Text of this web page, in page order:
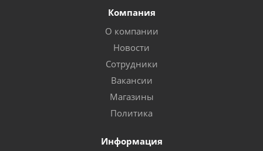
Компания
О компании
Новости
Сотрудники
Вакансии
Магазины
Политика
Информация